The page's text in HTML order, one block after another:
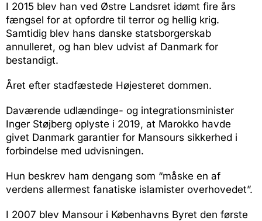
I 2015 blev han ved Østre Landsret idømt fire års
fængsel for at opfordre til terror og hellig krig.
Samtidig blev hans danske statsborgerskab
annulleret, og han blev udvist af Danmark for
bestandigt.
Året efter stadfæstede Højesteret dommen.
Daværende udlændinge- og integrationsminister
Inger Støjberg oplyste i 2019, at Marokko havde
givet Danmark garantier for Mansours sikkerhed i
forbindelse med udvisningen.
Hun beskrev ham dengang som “måske en af
verdens allermest fanatiske islamister overhovedet”.
I 2007 blev Mansour i Københavns Byret den første